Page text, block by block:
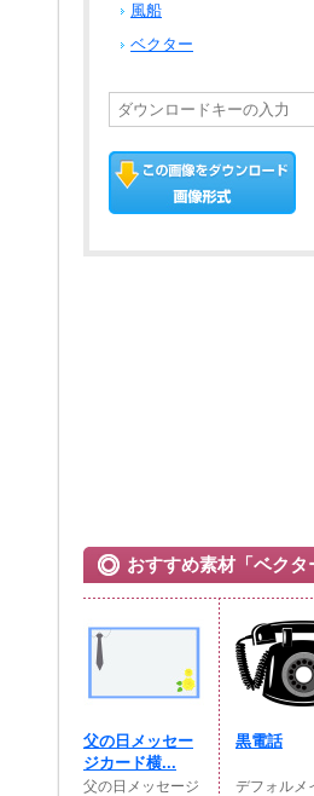
風船
ベクター
おすすめ素材「ベクタ
父の日メッセー
ジカード横...
父の日メッセージ
黒電話
デフォルメ